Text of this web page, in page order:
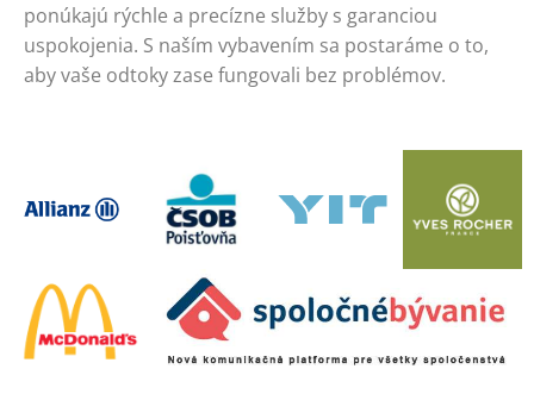
ponúkajú rýchle a precízne služby s garanciou
uspokojenia. S naším vybavením sa postaráme o to,
aby vaše odtoky zase fungovali bez problémov.